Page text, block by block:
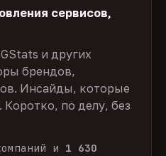
сервисов,
и других
брендов,
Инсайды, которые
Коротко, по делу, без
и 1 630